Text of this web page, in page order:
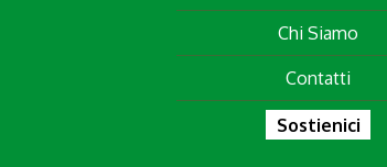
Chi Siamo
Contatti
Sostienici